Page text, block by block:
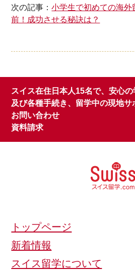
次の記事：小学生で初めての海外
前！成功させる秘訣は？
スイス在住日本人15名で、安心の
及び各種手続き、留学中の現地サ
お問い合わせ
資料請求
トップページ
新着情報
スイス留学について